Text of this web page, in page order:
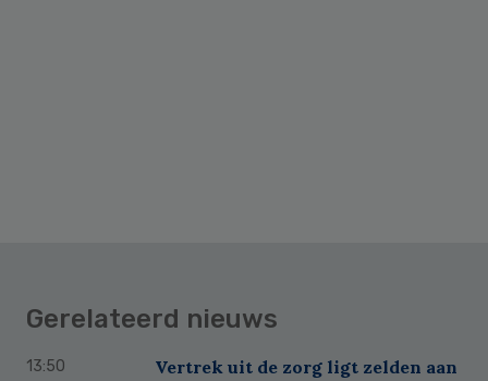
Gerelateerd nieuws
13:50
Vertrek uit de zorg ligt zelden aan